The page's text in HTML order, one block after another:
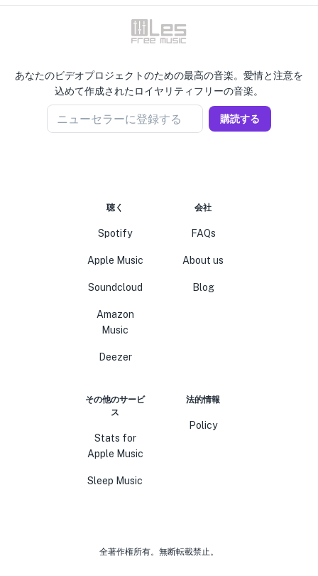
あなたのビデオプロジェクトのための最高の音楽。愛情と注意を
込めて作成されたロイヤリティフリーの音楽。
ニューセラーに登録する 購読する
聴く
Spotify
Apple Music
Soundcloud
Amazon
Music
Deezer
会社
FAQs
About us
Blog
その他のサービ
ス
Stats for
Apple Music
Sleep Music
法的情報
Policy
全著作権所有。無断転載禁止。